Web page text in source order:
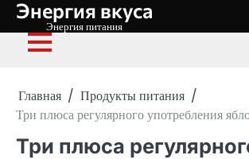
Перейти
содержимому
Энергия вкуса
Энергия питания
Главная
Продукты питания
Три плюса регулярного употребления
Три плюса